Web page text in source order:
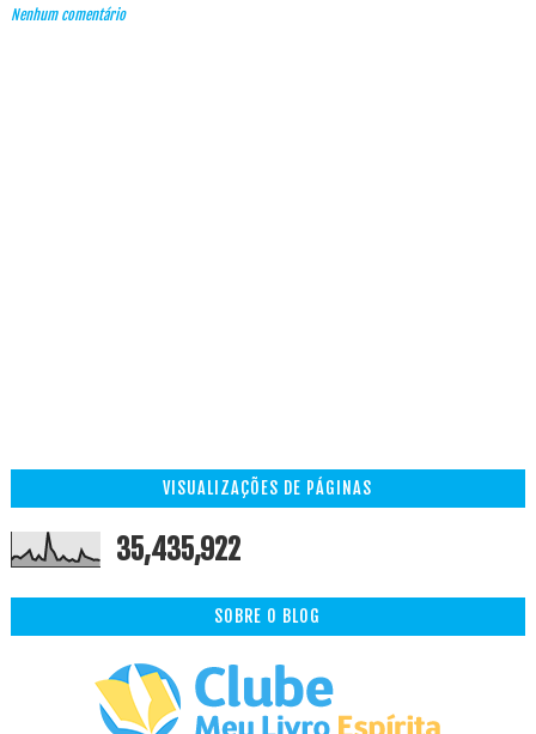
Nenhum comentário
VISUALIZAÇÕES DE PÁGINAS
35,435,922
SOBRE O BLOG